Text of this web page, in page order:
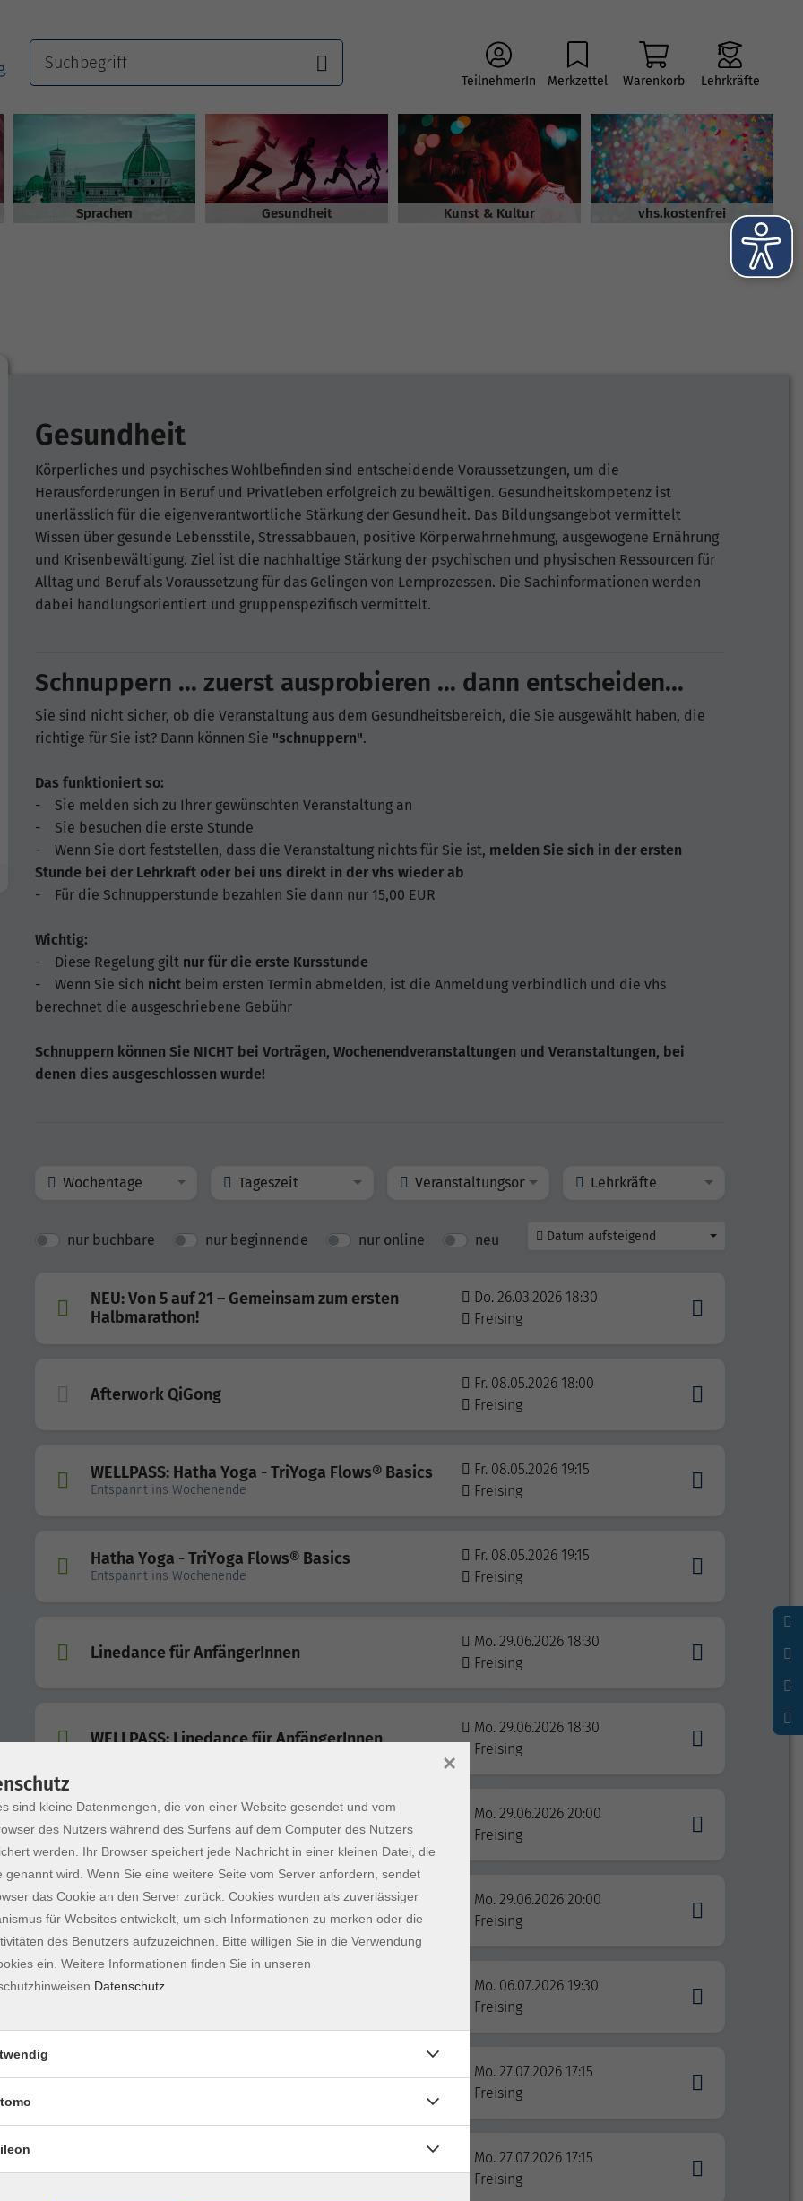
TeilnehmerIn Merkzettel Warenkorb Lehrkräfte
Sprachen Gesundheit Kunst & Kultur vhs.kostenfrei
Gesundheit
Körperliches und psychisches Wohlbefinden sind entscheidende Voraussetzungen, um die
Herausforderungen in Beruf und Privatleben erfolgreich zu bewältigen. Gesundheitskompetenz ist
unerlässlich für die eigenverantwortliche Stärkung der Gesundheit. Das Bildungsangebot vermittelt
Wissen über gesunde Lebensstile, Stressabbauen, positive Körperwahrnehmung, ausgewogene Ernährung
und Krisenbewältigung. Ziel ist die nachhaltige Stärkung der psychischen und physischen Ressourcen für
Alltag und Beruf als Voraussetzung für das Gelingen von Lernprozessen. Die Sachinformationen werden
dabei handlungsorientiert und gruppenspezifisch vermittelt.
Schnuppern ... zuerst ausprobieren ... dann entscheiden...
Sie sind nicht sicher, ob die Veranstaltung aus dem Gesundheitsbereich, die Sie ausgewählt haben, die
richtige für Sie ist? Dann können Sie "schnuppern".
Das funktioniert so:
- Sie melden sich zu Ihrer gewünschten Veranstaltung an
- Sie besuchen die erste Stunde
- Wenn Sie dort feststellen, dass die Veranstaltung nichts für Sie ist, melden Sie sich in der ersten
Stunde bei der Lehrkraft oder bei uns direkt in der vhs wieder ab
- Für die Schnupperstunde bezahlen Sie dann nur 15,00 EUR
Wichtig:
- Diese Regelung gilt nur für die erste Kursstunde
- Wenn Sie sich nicht beim ersten Termin abmelden, ist die Anmeldung verbindlich und die vhs
berechnet die ausgeschriebene Gebühr
Schnuppern können Sie NICHT bei Vorträgen, Wochenendveranstaltungen und Veranstaltungen, bei
denen dies ausgeschlossen wurde!
Wochentage Tageszeit Veranstaltungsort Lehrkräfte
nur buchbare nur beginnende nur online neu Datum aufsteigend
NEU: Von 5 auf 21 – Gemeinsam zum ersten
Halbmarathon!
Do. 26.03.2026 18:30
Freising
Afterwork QiGong
Fr. 08.05.2026 18:00
Freising
WELLPASS: Hatha Yoga - TriYoga Flows® Basics
Entspannt ins Wochenende
Fr. 08.05.2026 19:15
Freising
Hatha Yoga - TriYoga Flows® Basics
Entspannt ins Wochenende
Fr. 08.05.2026 19:15
Freising
Linedance für AnfängerInnen
Mo. 29.06.2026 18:30
Freising
WELLPASS: Linedance für AnfängerInnen
Mo. 29.06.2026 18:30
Freising
Linedance für AnfängerInnen
Mo. 29.06.2026 20:00
Freising
WELLPASS: Linedance für AnfängerInnen
Mo. 29.06.2026 20:00
Freising
Yoga Flow – Zwischen Atem und Stille
Mo. 06.07.2026 19:30
Freising
WELLPASS: Pilates am Abend
Mo. 27.07.2026 17:15
Freising
Pilates am Abend
Mo. 27.07.2026 17:15
Freising
sind kleine Datenmengen, die von einer Website gesendet und vom
des Nutzers während des Surfens auf dem Computer des Nutzers
werden. Ihr Browser speichert jede Nachricht in einer kleinen Datei, die
genannt wird. Wenn Sie eine weitere Seite vom Server anfordern, sendet
das Cookie an den Server zurück. Cookies wurden als zuverlässiger
für Websites entwickelt, um sich Informationen zu merken oder die
des Benutzers aufzuzeichnen. Bitte willigen Sie in die Verwendung
ein. Weitere Informationen finden Sie in unseren
Datenschutz
×